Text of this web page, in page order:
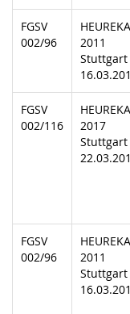
FGSV
002/96
HEUREKA
2011
Stuttgart
FGSV
002/116
HEUREKA
2017
Stuttgart
FGSV
002/96
HEUREKA
2011
Stuttgart